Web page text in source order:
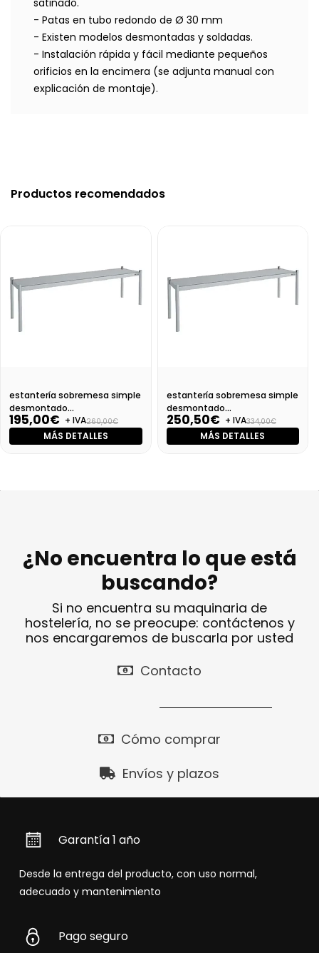
satinado.
- Patas en tubo redondo de Ø 30 mm
- Existen modelos desmontadas y soldadas.
- Instalación rápida y fácil mediante pequeños
orificios en la encimera (se adjunta manual con
explicación de montaje).
Productos recomendados
estantería sobremesa simple
desmontado
Dim:1100X350X400
195,00€ + IVA260,00€
MÁS DETALLES
estantería sobremesa simple
desmontado
Dim:1300X350X400
250,50€ + IVA334,00€
MÁS DETALLES
¿No encuentra lo que está
buscando?
Si no encuentra su maquinaria de
hostelería, no se preocupe: contáctenos y
nos encargaremos de buscarla por usted
Contacto
Cómo comprar
Envíos y plazos
Garantía 1 año
Desde la entrega del producto, con uso normal,
adecuado y mantenimiento
Pago seguro